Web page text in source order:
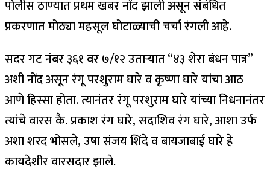
पोलीस ठाण्यात प्रथम खबर नोंद झाली असून संबंधित
प्रकरणात मोठ्या महसूल घोटाळ्याची चर्चा रंगली आहे.
सदर गट नंबर ३६१ वर ७/१२ उताऱ्यात “४३ शेरा बंधन पात्र”
अशी नोंद असून रंगू परशुराम घारे व कृष्णा घारे यांचा आठ
आणे हिस्सा होता. त्यानंतर रंगू परशुराम घारे यांच्या निधनानंतर
त्यांचे वारस कै. प्रकाश रंग घारे, सदाशिव रंग घारे, आशा उर्फ
अशा शरद भोसले, उषा संजय शिंदे व बायजाबाई घारे हे
कायदेशीर वारसदार झाले.